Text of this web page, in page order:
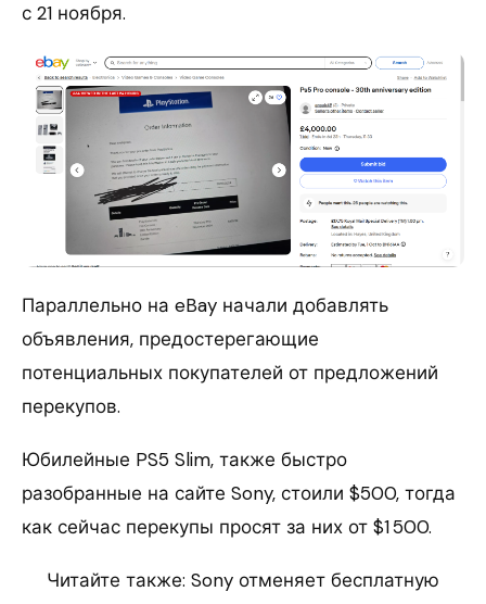
с 21 ноября.
Параллельно на eBay начали добавлять
объявления, предостерегающие
потенциальных покупателей от предложений
перекупов.
Юбилейные PS5 Slim, также быстро
разобранные на сайте Sony, стоили $500, тогда
как сейчас перекупы просят за них от $1 500.
Читайте также: Sony отменяет бесплатную